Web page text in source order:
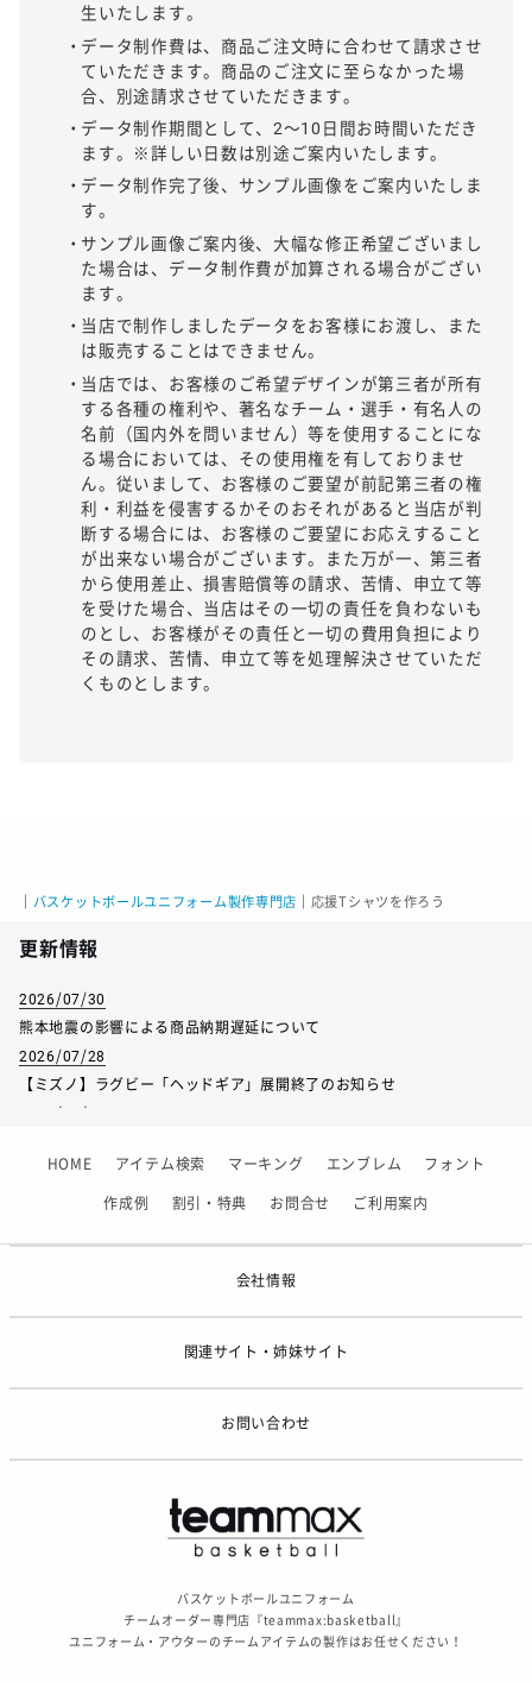
生いたします。
データ制作費は、商品ご注文時に合わせて請求させ
ていただきます。商品のご注文に至らなかった場
合、別途請求させていただきます。
データ制作期間として、2〜10日間お時間いただき
ます。※詳しい日数は別途ご案内いたします。
データ制作完了後、サンプル画像をご案内いたしま
す。
サンプル画像ご案内後、大幅な修正希望ございまし
た場合は、データ制作費が加算される場合がござい
ます。
当店で制作しましたデータをお客様にお渡し、また
は販売することはできません。
当店では、お客様のご希望デザインが第三者が所有
する各種の権利や、著名なチーム・選手・有名人の
名前（国内外を問いません）等を使用することにな
る場合においては、その使用権を有しておりませ
ん。従いまして、お客様のご要望が前記第三者の権
利・利益を侵害するかそのおそれがあると当店が判
断する場合には、お客様のご要望にお応えすること
が出来ない場合がございます。また万が一、第三者
から使用差止、損害賠償等の請求、苦情、申立て等
を受けた場合、当店はその一切の責任を負わないも
のとし、お客様がその責任と一切の費用負担により
その請求、苦情、申立て等を処理解決させていただ
くものとします。
バスケットボールユニフォーム製作専門店 応援Tシャツを作ろう
更新情報
2026/07/30
熊本地震の影響による商品納期遅延について
2026/07/28
【ミズノ】ラグビー「ヘッドギア」展開終了のお知らせ
2026/07/01
2026/06/09
【アシックス】一部商品「生地の在庫限り」廃盤のお知らせ
HOME アイテム検索 マーキング エンブレム フォント
作成例 割引・特典 お問合せ ご利用案内
会社情報
関連サイト・姉妹サイト
お問い合わせ
バスケットボールユニフォーム
チームオーダー専門店『teammax:basketball』
ユニフォーム・アウターのチームアイテムの製作はお任せください！